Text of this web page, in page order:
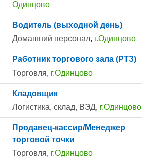
Одинцово
Водитель (выходной день)
Домашний персонал, г.Одинцово
Работник торгового зала (РТЗ)
Торговля, г.Одинцово
Кладовщик
Логистика, склад, ВЭД, г.Одинцово
Продавец-кассир/Менеджер
торговой точки
Торговля, г.Одинцово